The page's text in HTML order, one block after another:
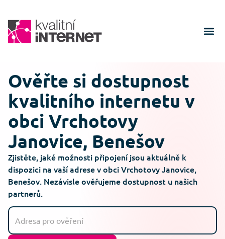
Ověřte si dostupnost
kvalitního internetu v
obci Vrchotovy
Janovice, Benešov
Zjistěte, jaké možnosti připojení jsou aktuálně k
dispozici na vaší adrese v obci Vrchotovy Janovice,
Benešov. Nezávisle ověřujeme dostupnost u našich
partnerů.